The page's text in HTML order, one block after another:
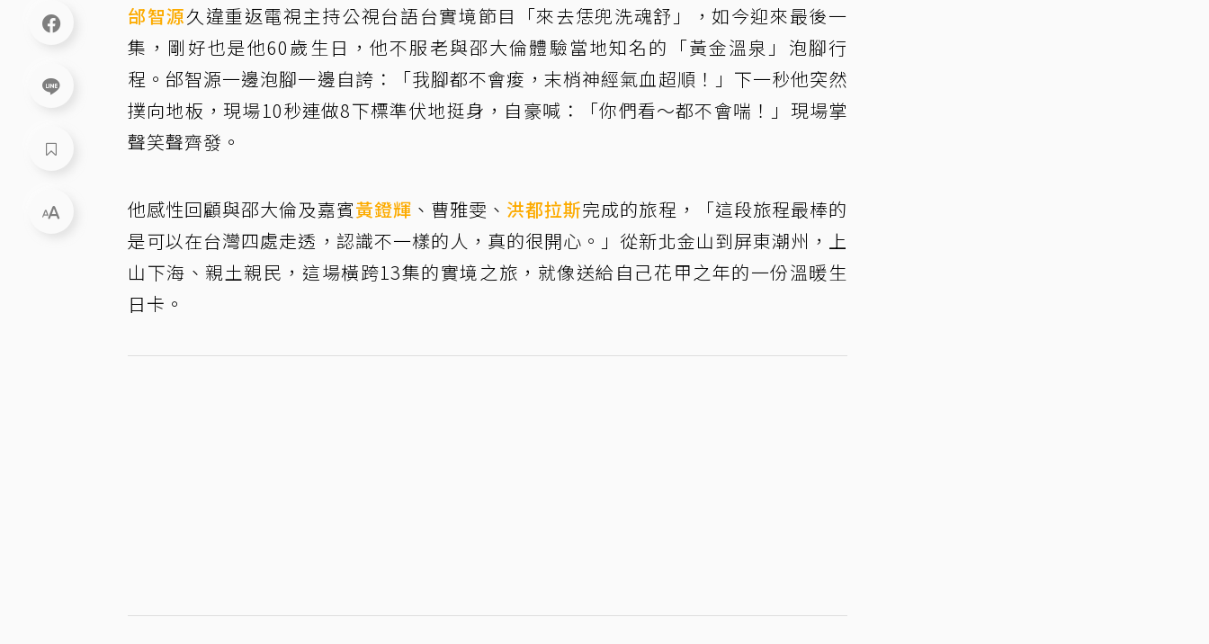
邰智源久違重返電視主持公視台語台實境節目「來去恁兜洗魂舒」，如今迎來最後一
集，剛好也是他60歲生日，他不服老與邵大倫體驗當地知名的「黃金溫泉」泡腳行
程。邰智源一邊泡腳一邊自誇：「我腳都不會痠，末梢神經氣血超順！」下一秒他突然
撲向地板，現場10秒連做8下標準伏地挺身，自豪喊：「你們看～都不會喘！」現場掌
聲笑聲齊發。
他感性回顧與邵大倫及嘉賓黃鐙輝 、曹雅雯、 洪都拉斯完成的旅程，「這段旅程最棒的
是可以在台灣四處走透，認識不一樣的人，真的很開心。」從新北金山到屏東潮州，上
山下海、親土親民，這場橫跨13集的實境之旅，就像送給自己花甲之年的一份溫暖生
日卡。